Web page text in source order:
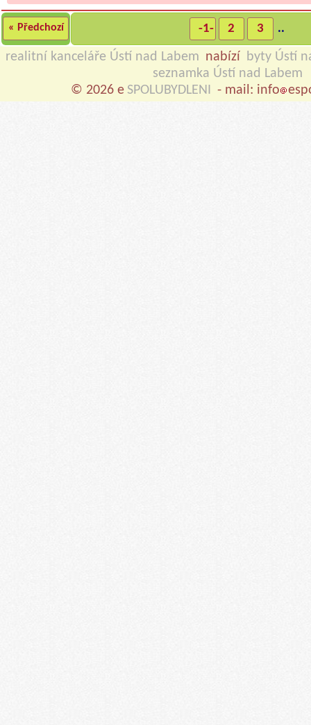
« Předchozí -1- 2 3 ..
realitní kanceláře Ústí nad Labem nabízí byty Ústí
seznamka Ústí nad Labem
© 2026 e SPOLUBYDLENI - mail: info